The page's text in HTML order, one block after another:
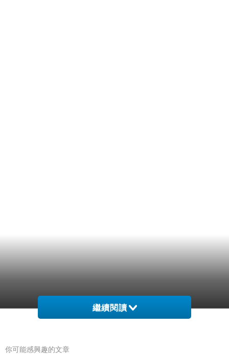
繼續閱讀
你可能感興趣的文章